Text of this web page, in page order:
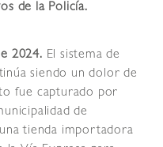
de la Policía.
2024. El sistema de
siendo un dolor de
fue capturado por
de
tienda importadora